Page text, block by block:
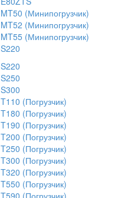
MT50 (Минипогрузчик)
MT52 (Минипогрузчик)
MT55 (Минипогрузчик)
S220
S220
S250
S300
T110 (Погрузчик)
T180 (Погрузчик)
T190 (Погрузчик)
T200 (Погрузчик)
T250 (Погрузчик)
T300 (Погрузчик)
T320 (Погрузчик)
T550 (Погрузчик)
T590 (Погрузчик)